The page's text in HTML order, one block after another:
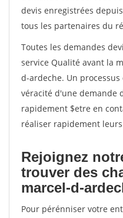
devis enregistrées
tous les partenaires du
Toutes les demandes
service Qualité avant la
d-ardeche. Un
véracité d'une demande
rapidement $etre en
réaliser rapidement
Rejoignez
trouver des
marcel-d-
Pour pérénniser votre